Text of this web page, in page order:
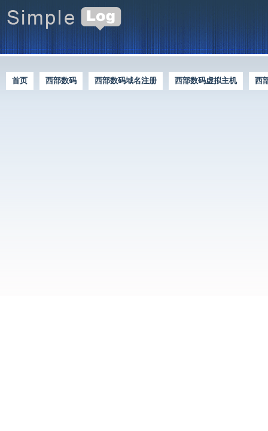
首页 西部数码 西部数码域名注册 西部数码虚拟主机
西